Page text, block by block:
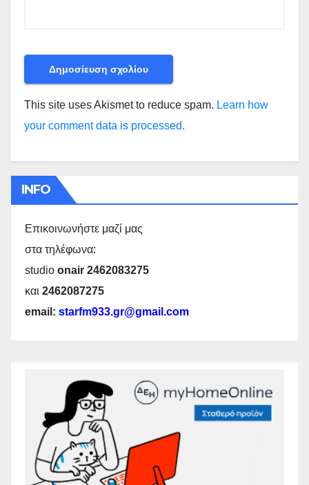
This site uses Akismet to reduce spam. Learn how
your comment data is processed.
INFO
Επικοινωνήστε μαζί μας
στα τηλέφωνα:
studio onair 2462083275
και 2462087275
email: starfm933.gr@gmail.com